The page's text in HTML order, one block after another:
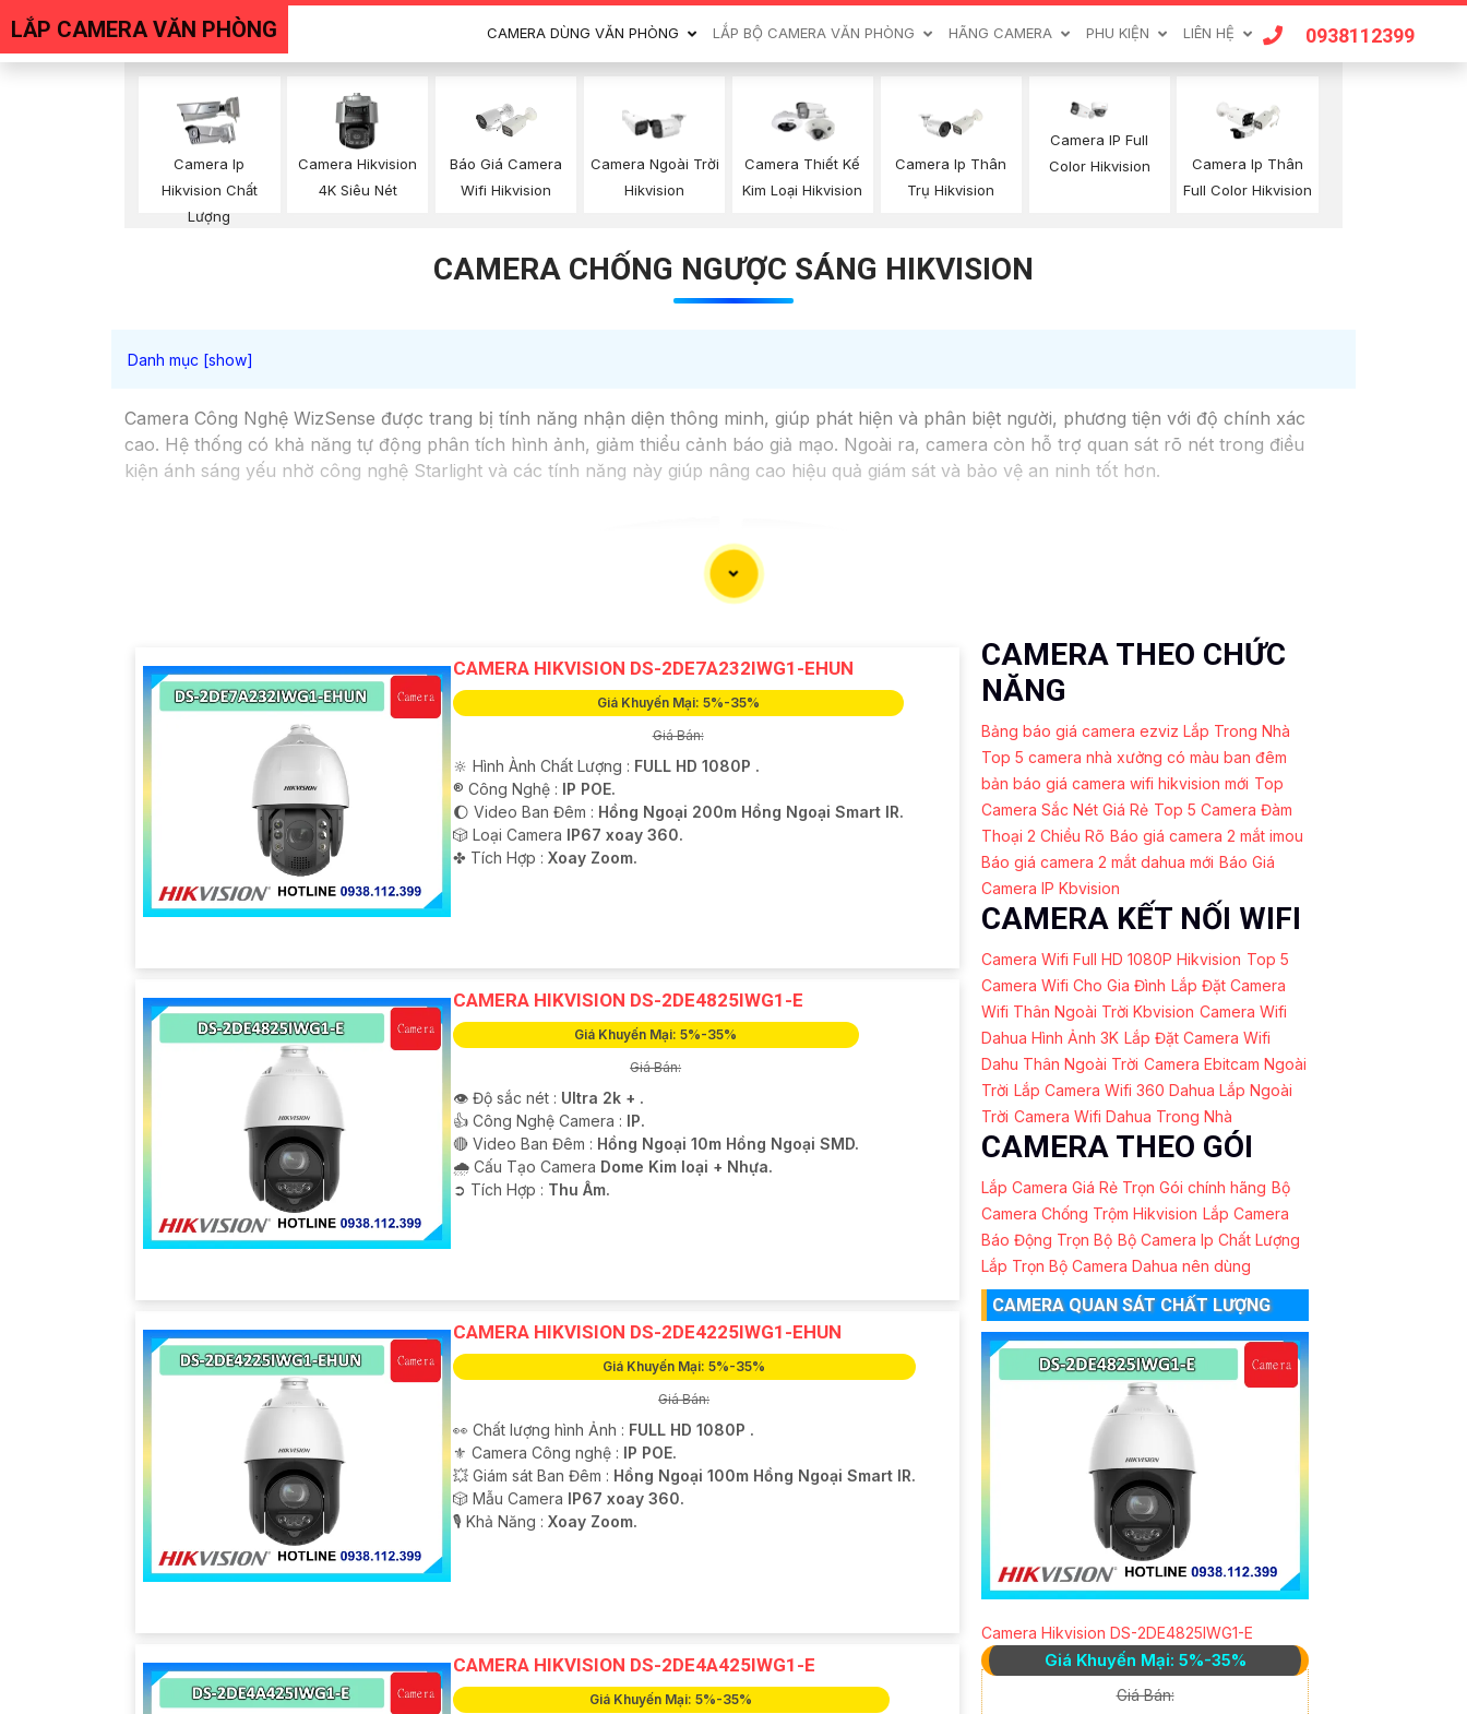
LẮP CAMERA VĂN PHÒNG CAMERA DÙNG VĂN PHÒNG LẮP BỘ CAMERA VĂN PHÒNG HÃNG CAMERA PHU KIỆN LIÊN HỆ 0938112399
Camera Ip
Hikvision Chất
Lượng
Camera Hikvision
4K Siêu Nét
Báo Giá Camera
Wifi Hikvision
Camera Ngoài Trời
Hikvision
Camera Thiết Kế
Kim Loại Hikvision
Camera Ip Thân
Trụ Hikvision
Camera IP Full
Color Hikvision
Camera Ip Thân
Full Color Hikvision
CAMERA CHỐNG NGƯỢC SÁNG HIKVISION
Camera Công Nghệ WizSense được trang bị tính năng nhận diện thông minh, giúp phát hiện và phân biệt người, phương tiện với độ chính xác
cao. Hệ thống có khả năng tự động phân tích hình ảnh, giảm thiểu cảnh báo giả mạo. Ngoài ra, camera còn hỗ trợ quan sát rõ nét trong điều
kiện ánh sáng yếu nhờ công nghệ Starlight và các tính năng này giúp nâng cao hiệu quả giám sát và bảo vệ an ninh tốt hơn.
CAMERA HIKVISION DS-2DE7A232IWG1-EHUN
Giá Khuyến Mại: 5%-35%
Giá Bán:
🔆 Hình Ành Chất Lượng : FULL HD 1080P .
®️ Công Nghệ : IP POE.
🌔 Video Ban Đêm : Hồng Ngoại 200m Hồng Ngoại Smart IR.
🎲 Loại Camera IP67 xoay 360.
️✤ Tích Hợp : Xoay Zoom.
CAMERA HIKVISION DS-2DE4825IWG1-E
Giá Khuyến Mại: 5%-35%
Giá Bán:
👁 Độ sắc nét : Ultra 2k + .
👍 Công Nghệ Camera : IP.
🔴 Video Ban Đêm : Hồng Ngoại 10m Hồng Ngoại SMD.
🌧️ Cấu Tạo Camera Dome Kim loại + Nhựa.
️➲ Tích Hợp : Thu Âm.
CAMERA HIKVISION DS-2DE4225IWG1-EHUN
Giá Khuyến Mại: 5%-35%
Giá Bán:
️
👀 Chất lượng hình Ảnh : FULL HD 1080P .
⚜️ Camera Công nghệ : IP POE.
💥 Giám sát Ban Đêm : Hồng Ngoại 100m Hồng Ngoại Smart IR.
🎲 Mẫu Camera IP67 xoay 360.
️🎙 Khả Năng : Xoay Zoom.
CAMERA HIKVISION DS-2DE4A425IWG1-E
Giá Khuyến Mại: 5%-35%
CAMERA THEO CHỨC
NĂNG
Bảng báo giá camera ezviz Lắp Trong Nhà
Top 5 camera nhà xưởng có màu ban đêm
bản báo giá camera wifi hikvision mới Top
Camera Sắc Nét Giá Rẻ Top 5 Camera Đàm
Thoại 2 Chiều Rõ Báo giá camera 2 mắt imou
Báo giá camera 2 mắt dahua mới Báo Giá
Camera IP Kbvision
CAMERA KẾT NỐI WIFI
Camera Wifi Full HD 1080P Hikvision Top 5
Camera Wifi Cho Gia Đình Lắp Đặt Camera
Wifi Thân Ngoài Trời Kbvision Camera Wifi
Dahua Hình Ảnh 3K Lắp Đặt Camera Wifi
Dahu Thân Ngoài Trời Camera Ebitcam Ngoài
Trời Lắp Camera Wifi 360 Dahua Lắp Ngoài
Trời Camera Wifi Dahua Trong Nhà
CAMERA THEO GÓI
Lắp Camera Giá Rẻ Trọn Gói chính hãng Bộ
Camera Chống Trộm Hikvision Lắp Camera
Báo Động Trọn Bộ Bộ Camera Ip Chất Lượng
Lắp Trọn Bộ Camera Dahua nên dùng
CAMERA QUAN SÁT CHẤT LƯỢNG
Camera Hikvision DS-2DE4825IWG1-E
Giá Khuyến Mại: 5%-35%
Giá Bán: